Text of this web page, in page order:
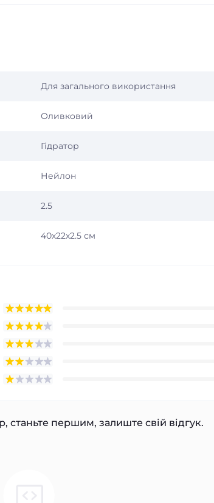
Для загального використання
Оливковий
Гідратор
Нейлон
2.5
40х22х2.5 см
станьте першим, залиште свій відгук.